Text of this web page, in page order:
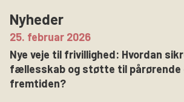
Nyheder
25. februar 2026
Nye veje til frivillighed: Hvordan
fællesskab og støtte til pårørende
fremtiden?